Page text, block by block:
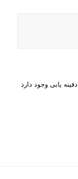
یابی وجود دارد